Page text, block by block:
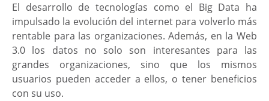
El desarrollo de tecnologías como el Big Data ha
impulsado la evolución del internet para volverlo más
rentable para las organizaciones. Además, en la Web
3.0 los datos no solo son interesantes para las
grandes organizaciones, sino que los mismos
usuarios pueden acceder a ellos, o tener beneficios
con su uso.